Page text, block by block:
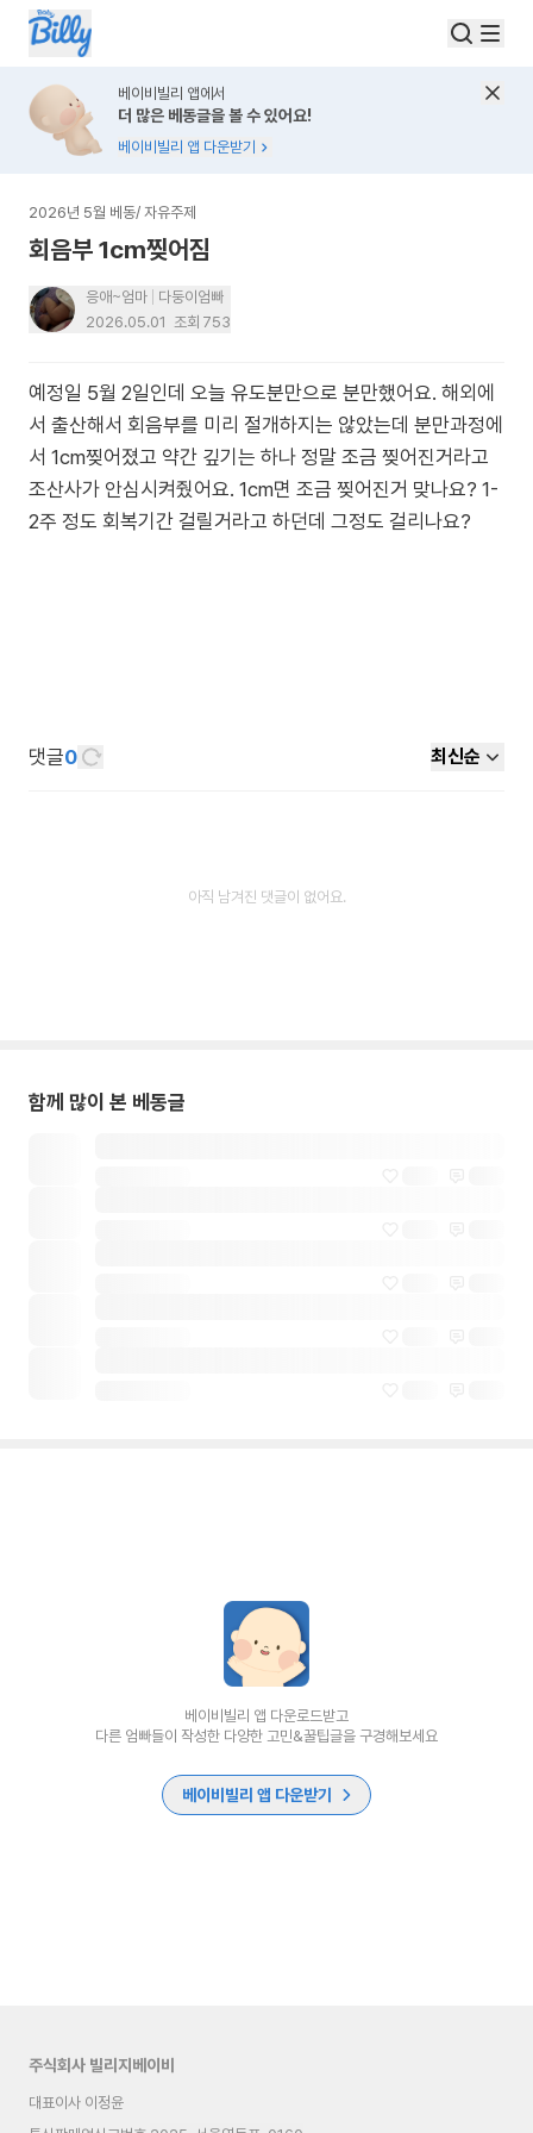
베이비빌리 앱에서
더 많은 베동글을 볼 수 있어요!
베이비빌리 앱 다운받기
2026년 5월 베동/ 자유주제
회음부 1cm찢어짐
응애~엄마
다둥이엄빠
2026.05.01 조회 753
예정일 5월 2일인데 오늘 유도분만으로 분만했어요. 해외에
서 출산해서 회음부를 미리 절개하지는 않았는데 분만과정에
서 1cm찢어졌고 약간 깊기는 하나 정말 조금 찢어진거라고
조산사가 안심시켜줬어요. 1cm면 조금 찢어진거 맞나요? 1-
2주 정도 회복기간 걸릴거라고 하던데 그정도 걸리나요?
댓글0 최신순
아직 남겨진 댓글이 없어요.
함께 많이 본 베동글
베이비빌리 앱 다운로드받고
다른 엄빠들이 작성한 다양한 고민&꿀팁글을 구경해보세요
베이비빌리 앱 다운받기
주식회사 빌리지베이비
대표이사 이정윤